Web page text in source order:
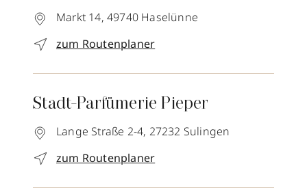
Markt 14, 49740 Haselünne
zum Routenplaner
Stadt-Parfümerie Pieper
Lange Straße 2-4, 27232 Sulingen
zum Routenplaner